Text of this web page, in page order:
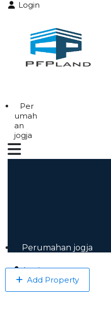
Login
Per
umah
an
jogja
Perumahan jogja
Login
Add Property